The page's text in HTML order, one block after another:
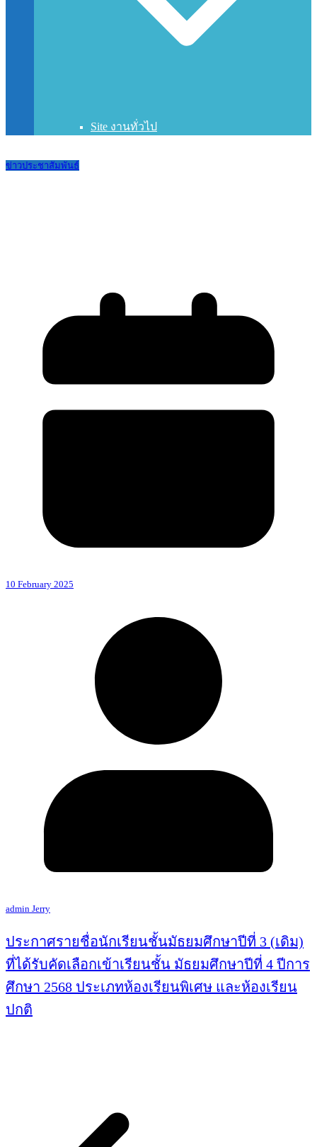
Site งานทั่วไป
ข่าวประชาสัมพันธ์
10 February 2025
admin Jerry
ประกาศรายชื่อนักเรียนชั้นมัธยมศึกษาปีที่ 3 (เดิม)
ที่ได้รับคัดเลือกเข้าเรียนชั้น มัธยมศึกษาปีที่ 4 ปีการ
ศึกษา 2568 ประเภทห้องเรียนพิเศษ และห้องเรียน
ปกติ